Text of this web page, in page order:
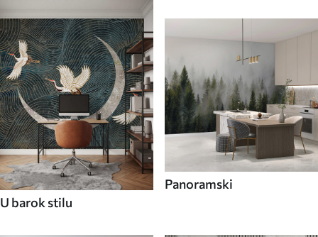
U barok stilu
Panoramski